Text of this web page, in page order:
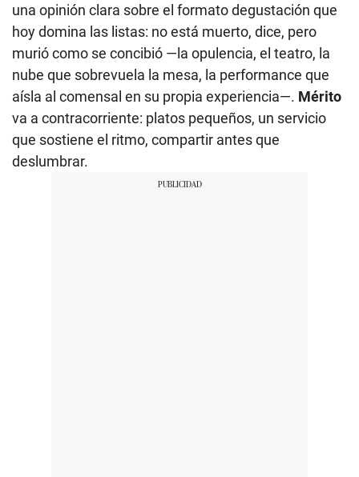
una opinión clara sobre el formato degustación que
hoy domina las listas: no está muerto, dice, pero
murió como se concibió —la opulencia, el teatro, la
nube que sobrevuela la mesa, la performance que
aísla al comensal en su propia experiencia—. Mérito
va a contracorriente: platos pequeños, un servicio
que sostiene el ritmo, compartir antes que
deslumbrar.